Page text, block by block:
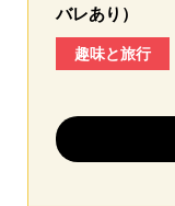
バレあり）
趣味と旅行